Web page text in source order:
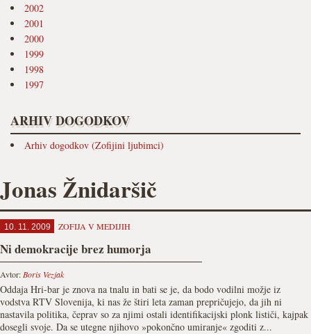
2002
2001
2000
1999
1998
1997
ARHIV DOGODKOV
Arhiv dogodkov (Zofijini ljubimci)
Jonas Žnidaršič
10. 11. 2009 ZOFIJA V MEDIJIH
Ni demokracije brez humorja
Avtor: Boris Vezjak
Oddaja Hri-bar je znova na tnalu in bati se je, da bodo vodilni možje iz
vodstva RTV Slovenija, ki nas že štiri leta zaman prepričujejo, da jih ni
nastavila politika, čeprav so za njimi ostali identifikacijski plonk lističi, kajpak
dosegli svoje. Da se utegne njihovo »pokončno umiranje« zgoditi z...